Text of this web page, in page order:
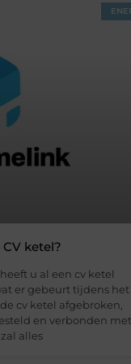
ketel?
u al een cv ketel
er gebeurt tijdens het
cv ketel afgebroken,
en verbonden met
alles